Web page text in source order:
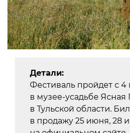
Детали:
Фестиваль пройдет с 4
в музее-усадьбе Ясная
в Тульской области.
в продажу 25 июня, 28